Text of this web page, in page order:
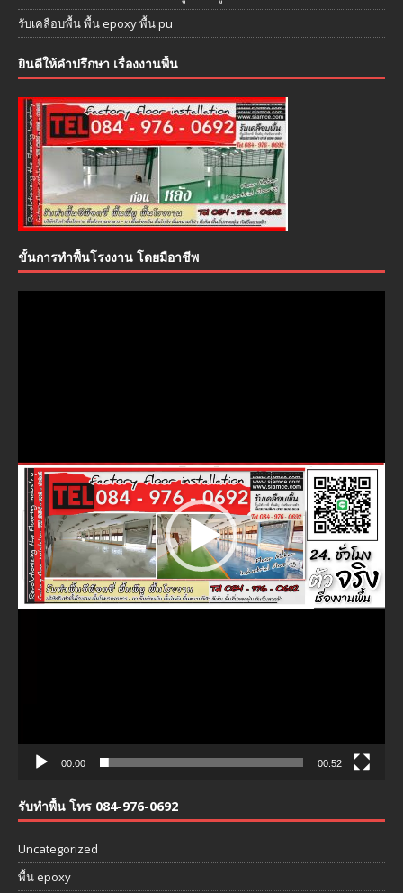
รับเคลือบพื้น พื้น epoxy พื้น pu
ยินดีให้คำปรึกษา เรื่องงานพื้น
ขั้นการทำพื้นโรงงาน โดยมือาชีพ
00:00 00:52
รับทำพื้น โทร 084-976-0692
Uncategorized
พื้น epoxy